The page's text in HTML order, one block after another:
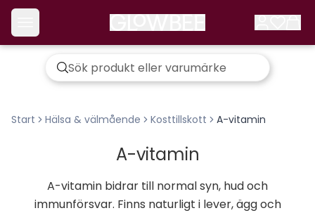
Start Hälsa & välmående Kosttillskott A-vitamin
A-vitamin
A-vitamin bidrar till normal syn, hud och
immunförsvar. Finns naturligt i lever, ägg och